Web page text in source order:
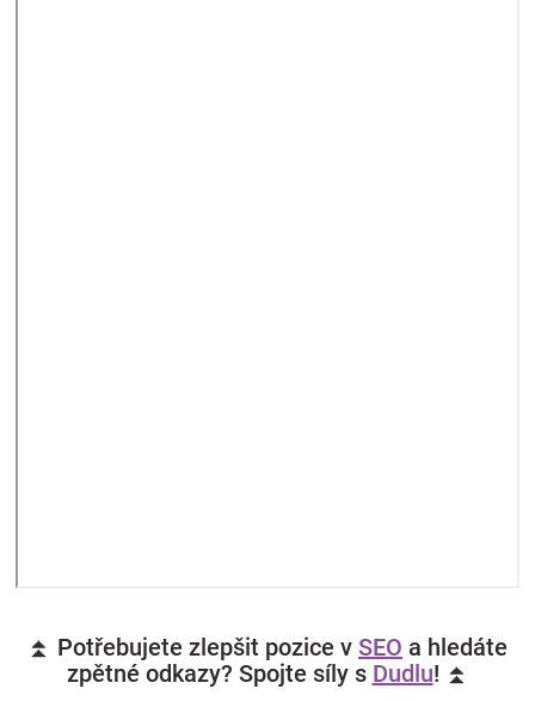
⏫ Potřebujete zlepšit pozice v SEO a hledáte
zpětné odkazy? Spojte síly s Dudlu! ⏫